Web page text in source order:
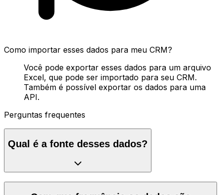
Como importar esses dados para meu CRM?
Você pode exportar esses dados para um arquivo
Excel, que pode ser importado para seu CRM.
Também é possível exportar os dados para uma
API.
Perguntas frequentes
Qual é a fonte desses dados?